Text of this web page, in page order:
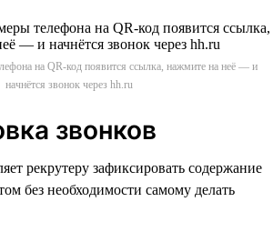
на QR-код появится ссылка, нажмите на неё — и
начнётся звонок через hh.ru
звонков
рекрутеру зафиксировать содержание
без необходимости самому делать